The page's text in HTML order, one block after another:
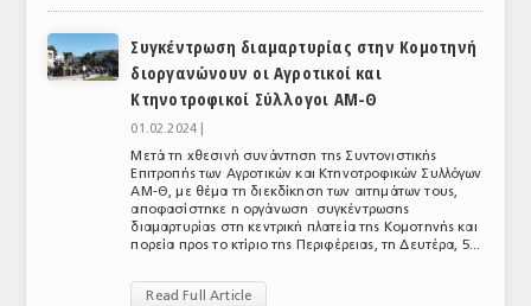
ΣΦΑΓΕΙΑ
ΠΡΩΤΕΣ ΥΛΕΣ
ΕΜΠΟΡΙΚΟΙ ΑΝΤΙΠΡΟΣΩΠΟΙ
Συγκέντρωση διαμαρτυρίας στην Κομοτηνή
διοργανώνουν οι Αγροτικοί και
Κτηνοτροφικοί Σύλλογοι ΑΜ-Θ
01.02.2024 |
Μετά τη χθεσινή συνάντηση της Συντονιστικής
Επιτροπής των Αγροτικών και Κτηνοτροφικών Συλλόγων
ΑΜ-Θ, με θέμα τη διεκδίκηση των αιτημάτων τους,
αποφασίστηκε η οργάνωση συγκέντρωσης
διαμαρτυρίας στη κεντρική πλατεία της Κομοτηνής και
πορεία προς το κτίριο της Περιφέρειας, τη Δευτέρα, 5...
Read Full Article